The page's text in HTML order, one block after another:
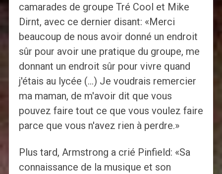
camarades de groupe Tré Cool et Mike
Dirnt, avec ce dernier disant: «Merci
beaucoup de nous avoir donné un endroit
sûr pour avoir une pratique du groupe, me
donnant un endroit sûr pour vivre quand
j'étais au lycée (…) Je voudrais remercier
ma maman, de m'avoir dit que vous
pouvez faire tout ce que vous voulez faire
parce que vous n'avez rien à perdre.»
Plus tard, Armstrong a crié Pinfield: «Sa
connaissance de la musique et son